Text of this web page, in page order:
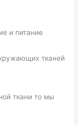
и питание
тканей
ткани то мы